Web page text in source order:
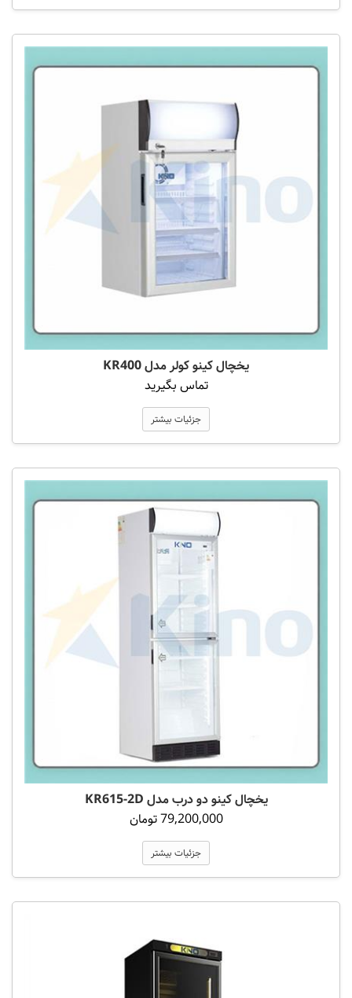
یخچال کینو کولر مدل KR400
تماس بگیرید
جزئیات بیشتر
یخچال کینو دو درب مدل KR615-2D
79,200,000 تومان
جزئیات بیشتر